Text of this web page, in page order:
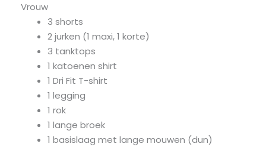
Vrouw
3 shorts
2 jurken (1 maxi, 1 korte)
3 tanktops
1 katoenen shirt
1 Dri Fit T-shirt
1 legging
1 rok
1 lange broek
1 basislaag met lange mouwen (dun)